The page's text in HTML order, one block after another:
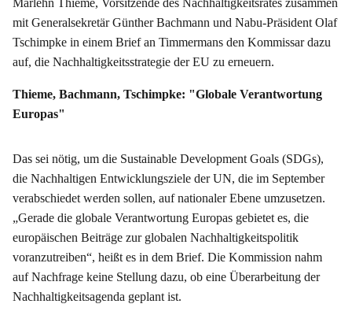
Marlehn Thieme, Vorsitzende des Nachhaltigkeitsrates zusammen
mit Generalsekretär Günther Bachmann und Nabu-Präsident Olaf
Tschimpke in einem Brief an Timmermans den Kommissar dazu
auf, die Nachhaltigkeitsstrategie der EU zu erneuern.
Thieme, Bachmann, Tschimpke: "Globale Verantwortung
Europas"
Das sei nötig, um die Sustainable Development Goals (SDGs),
die Nachhaltigen Entwicklungsziele der UN, die im September
verabschiedet werden sollen, auf nationaler Ebene umzusetzen.
„Gerade die globale Verantwortung Europas gebietet es, die
europäischen Beiträge zur globalen Nachhaltigkeitspolitik
voranzutreiben“, heißt es in dem Brief. Die Kommission nahm
auf Nachfrage keine Stellung dazu, ob eine Überarbeitung der
Nachhaltigkeitsagenda geplant ist.